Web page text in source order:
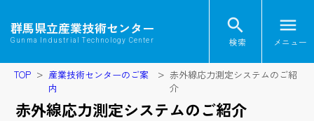
群馬県立産業技術センター
Gunma Industrial Technology Center
search
検索
menu
メニュー
TOP
産業技術センターのご案
内
赤外線応力測定システムのご紹
介
赤外線応力測定システムのご紹介